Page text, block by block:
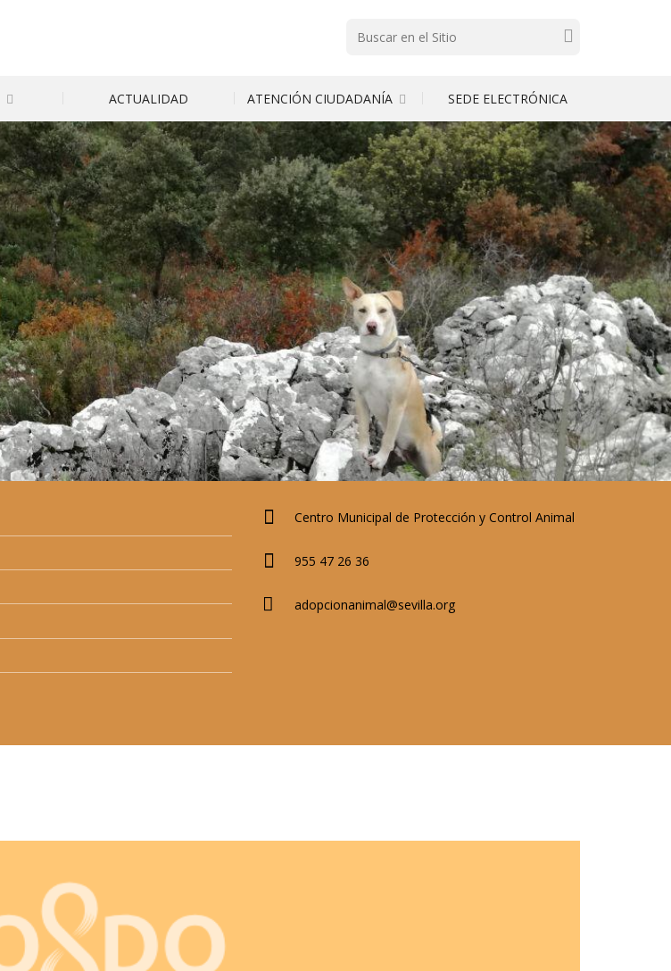
ACTUALIDAD ATENCIÓN CIUDADANÍA SEDE ELECTRÓNICA
Centro Municipal de Protección y Control Animal
955 47 26 36
adopcionanimal@sevilla.org